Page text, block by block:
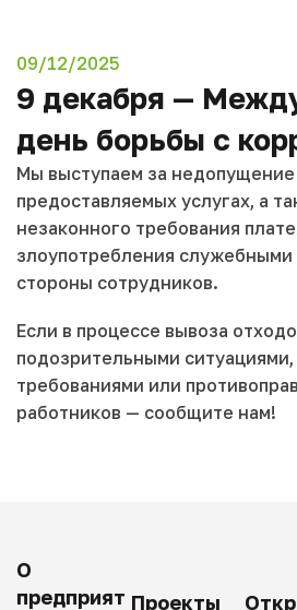
09/12/2025
9 декабря —
день борьбы с
Мы выступаем за недопущение
предоставляемых услугах, а
незаконного требования
злоупотребления
стороны сотрудников.
Если в процессе вывоза
подозрительными
требованиями или
работников — сообщите нам!
О
предприят Проекты